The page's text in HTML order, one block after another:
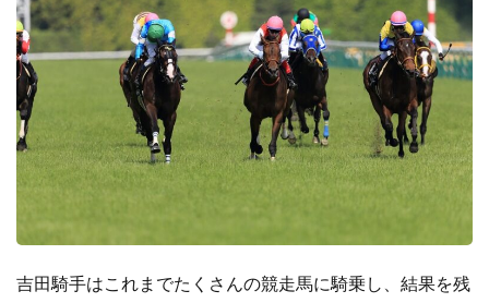
吉田騎手はこれまでたくさんの競走馬に騎乗し、結果を残